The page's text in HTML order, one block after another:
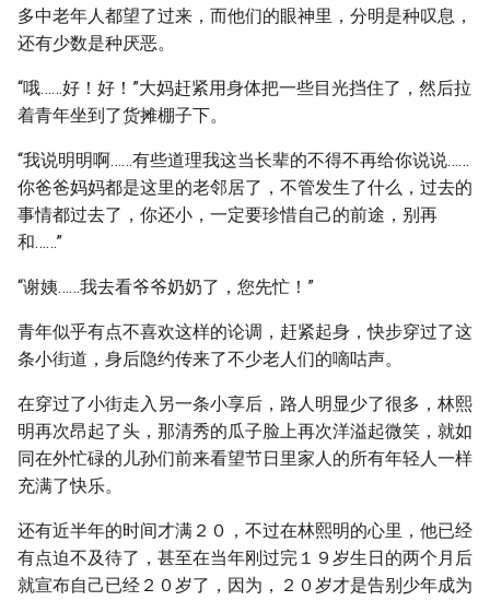
多中老年人都望了过来，而他们的眼神里，分明是种叹息，
还有少数是种厌恶。
“哦……好！好！”大妈赶紧用身体把一些目光挡住了，然后拉
着青年坐到了货摊棚子下。
“我说明明啊……有些道理我这当长辈的不得不再给你说说……
你爸爸妈妈都是这里的老邻居了，不管发生了什么，过去的
事情都过去了，你还小，一定要珍惜自己的前途，别再
和……”
“谢姨……我去看爷爷奶奶了，您先忙！”
青年似乎有点不喜欢这样的论调，赶紧起身，快步穿过了这
条小街道，身后隐约传来了不少老人们的嘀咕声。
在穿过了小街走入另一条小享后，路人明显少了很多，林熙
明再次昂起了头，那清秀的瓜子脸上再次洋溢起微笑，就如
同在外忙碌的儿孙们前来看望节日里家人的所有年轻人一样
充满了快乐。
还有近半年的时间才满２０，不过在林熙明的心里，他已经
有点迫不及待了，甚至在当年刚过完１９岁生日的两个月后
就宣布自己已经２０岁了，因为，２０岁才是告别少年成为